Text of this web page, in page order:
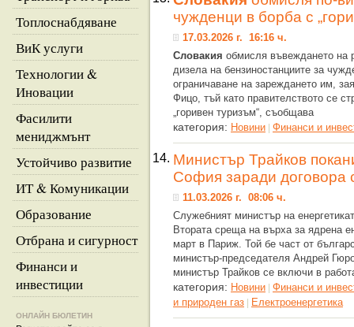
Топлоснабдяване
ВиК услуги
Технологии &
Иновации
Фасилити
мениджмънт
Устойчиво развитие
ИТ & Комуникации
Образование
Отбрана и сигурност
Финанси и
инвестиции
ОНЛАЙН БЮЛЕТИН
чужденци в борба с
17.03.2026 г. 16:16 ч.
Словакия обмисля въвеждането на
дизела на бензиностанциите за
ограничаване на зареждането им,
Фицо, тъй като правителството се
„горивен туризъм“, съобщава
категория: Новини | Финанси и
14. Министър Трайков
София заради договора
11.03.2026 г. 08:06 ч.
Служебният министър на
Втората среща на върха за ядрена
март в Париж. Той бе част от
министър-председателя Андрей
министър Трайков се включи в
категория: Новини | Финанси и
и природен газ | Eлектроенергетика